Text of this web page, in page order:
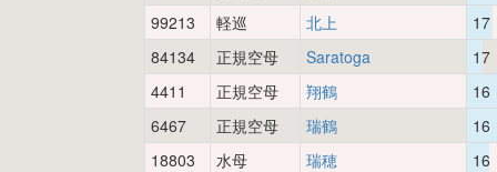
99213
軽巡 北上
17
84134
正規空母 Saratoga
17
4411
正規空母 翔鶴
16
6467
正規空母 瑞鶴
16
18803
水母 瑞穂
16